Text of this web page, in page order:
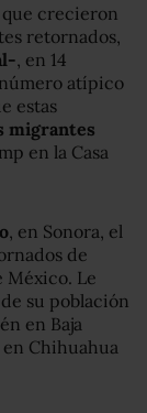
que crecieron
retornados,
, en 14
atípico
estas
migrantes
en la Casa
, en Sonora, el
de
México. Le
su población
en Baja
, en Chihuahua